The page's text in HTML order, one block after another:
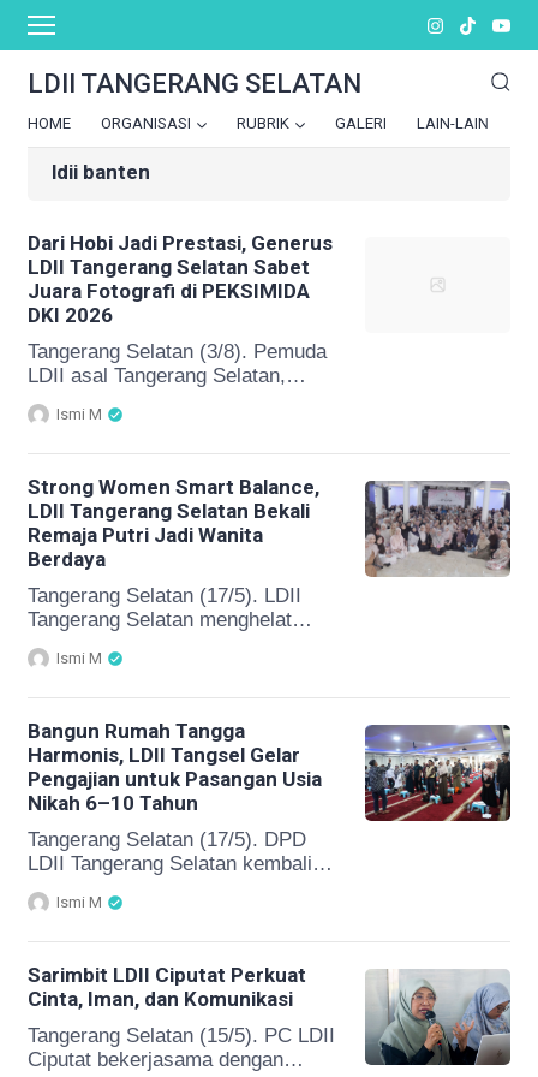
LDII TANGERANG SELATAN
HOME ORGANISASI RUBRIK GALERI LAIN-LAIN
ldii banten
Dari Hobi Jadi Prestasi, Generus
LDII Tangerang Selatan Sabet
Juara Fotografi di PEKSIMIDA
DKI 2026
Tangerang Selatan (3/8). Pemuda
LDII asal Tangerang Selatan,
Naufal Fakih Usman berhasil
menyabet juara pada ajang Pekan
Seni dan Mahasiswa Daerah
tahun 2026. Pencapaian tersebut
sekaligus membuatnya melaju ke
tingkat nasional di ajang Pekan
Seni Mahasiswa Nasional
(PEKSIMINAS) XVIII tahun 2026
pada bulan September yang akan
dari […]
Ismi M
Strong Women Smart Balance,
LDII Tangerang Selatan Bekali
Remaja Putri Jadi Wanita
Berdaya
Tangerang Selatan (17/5). LDII
Tangerang Selatan menghelat
gelar wicara bertema “Strong
Women Smart Balance” pada
Minggu (17/5) di Masjid Baitul
kiat-kiat menyeimbangkan
berbagai peran sebagai
perempuan, peserta diajak
mendefinisikan “kesuksesan”
menurut perspektif masing-
masing. DPD LDII Tangsel melalui
Generus (PPG) mengungkapkan
menjadikan gerakan […]
Ismi M
Bangun Rumah Tangga
Harmonis, LDII Tangsel Gelar
Pengajian untuk Pasangan Usia
Nikah 6–10 Tahun
Tangerang Selatan (17/5). DPD
LDII Tangerang Selatan kembali
menggelar Pengajian Sarimbit di
Gedung Serbaguna Garuda,
Cirendeu pada Minggu (17/5).
Cinta yang Tak Meredup” diikuti
pasangan suami istri dengan usia
pernikahan 6–10 tahun. Acara
berlangsung hangat dan penuh
Ismi M
Sarimbit LDII Ciputat Perkuat
Cinta, Iman, dan Komunikasi
Tangerang Selatan (15/5). PC LDII
Ciputat bekerjasama dengan